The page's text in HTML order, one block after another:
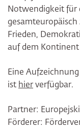
Notwendigkeit für
Frieden,
auf dem Kontinent
Eine
ist hier verfügbar.
Partner:
Förderer: